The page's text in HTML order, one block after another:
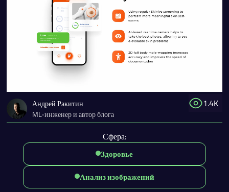
1.4K
Андрей Ракитин
ML-инженер и автор блога
Сфера:
Здоровье
Анализ изображений